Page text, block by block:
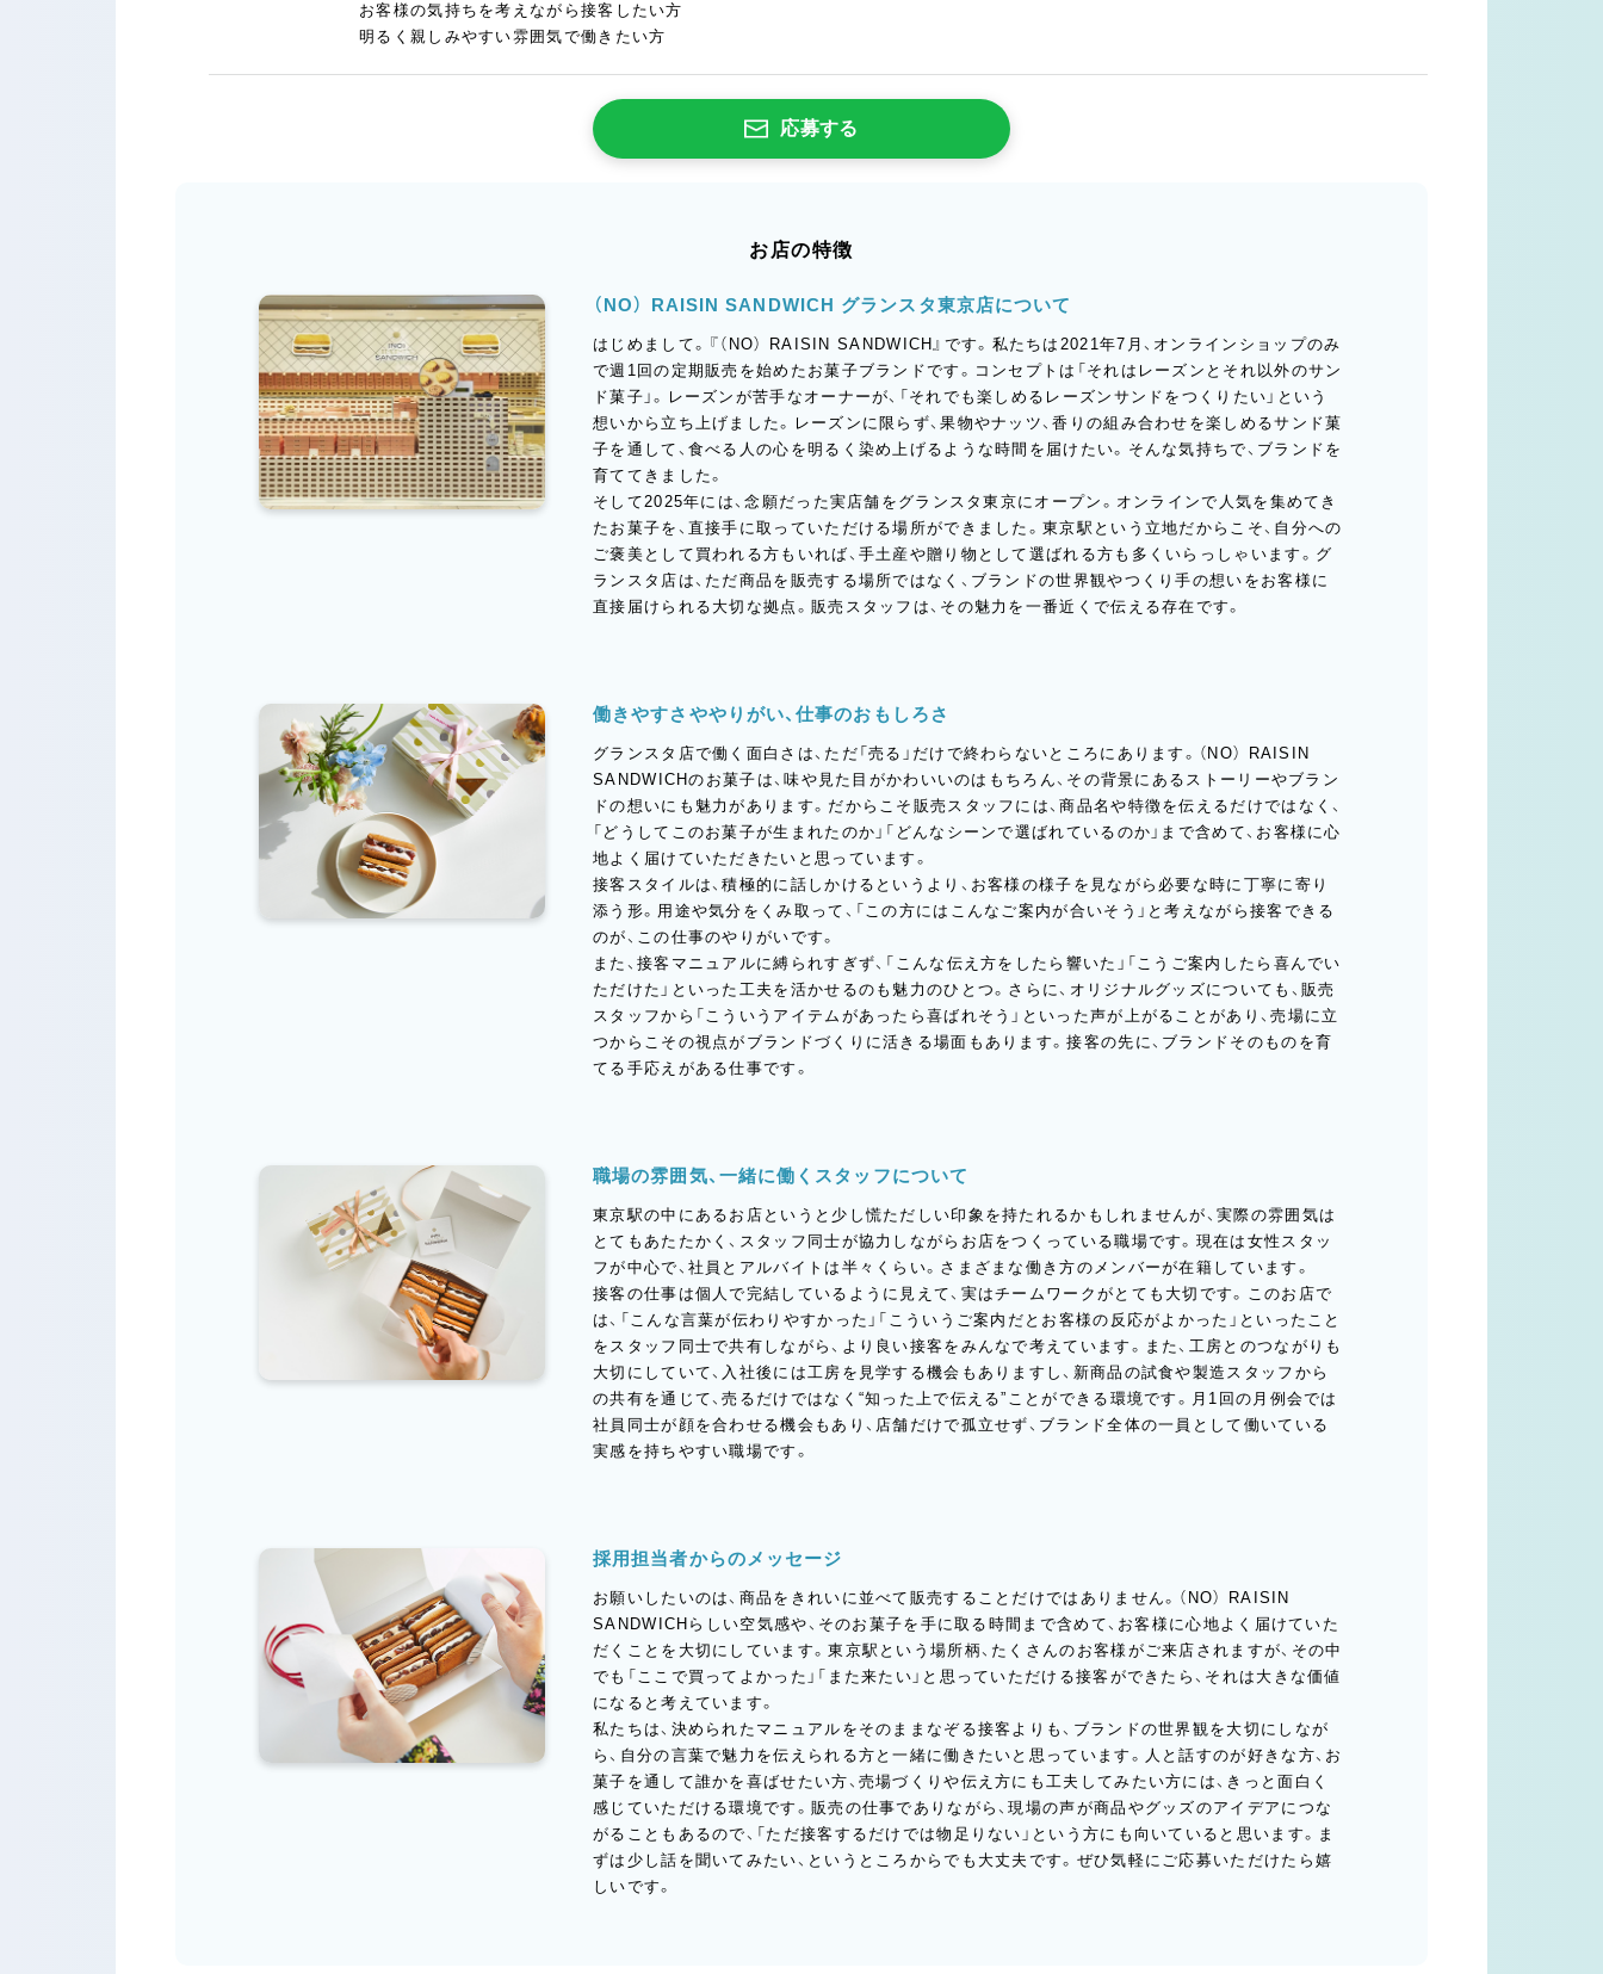
お客様の気持ちを考えながら接客したい方
明るく親しみやすい雰囲気で働きたい方
応募する
お店の特徴
（NO） RAISIN SANDWICH グランスタ東京店について
はじめまして。『（NO） RAISIN SANDWICH』です。私たちは2021年7月、オンラインショップのみ
で週1回の定期販売を始めたお菓子ブランドです。コンセプトは「それはレーズンとそれ以外のサン
ド菓子」。レーズンが苦手なオーナーが、「それでも楽しめるレーズンサンドをつくりたい」という
想いから立ち上げました。レーズンに限らず、果物やナッツ、香りの組み合わせを楽しめるサンド菓
子を通して、食べる人の心を明るく染め上げるような時間を届けたい。そんな気持ちで、ブランドを
育ててきました。
そして2025年には、念願だった実店舗をグランスタ東京にオープン。オンラインで人気を集めてき
たお菓子を、直接手に取っていただける場所ができました。東京駅という立地だからこそ、自分への
ご褒美として買われる方もいれば、手土産や贈り物として選ばれる方も多くいらっしゃいます。グ
ランスタ店は、ただ商品を販売する場所ではなく、ブランドの世界観やつくり手の想いをお客様に
直接届けられる大切な拠点。販売スタッフは、その魅力を一番近くで伝える存在です。
働きやすさややりがい、仕事のおもしろさ
グランスタ店で働く面白さは、ただ「売る」だけで終わらないところにあります。（NO） RAISIN
SANDWICHのお菓子は、味や見た目がかわいいのはもちろん、その背景にあるストーリーやブラン
ドの想いにも魅力があります。だからこそ販売スタッフには、商品名や特徴を伝えるだけではなく、
「どうしてこのお菓子が生まれたのか」「どんなシーンで選ばれているのか」まで含めて、お客様に心
地よく届けていただきたいと思っています。
接客スタイルは、積極的に話しかけるというより、お客様の様子を見ながら必要な時に丁寧に寄り
添う形。用途や気分をくみ取って、「この方にはこんなご案内が合いそう」と考えながら接客できる
のが、この仕事のやりがいです。
また、接客マニュアルに縛られすぎず、「こんな伝え方をしたら響いた」「こうご案内したら喜んでい
ただけた」といった工夫を活かせるのも魅力のひとつ。さらに、オリジナルグッズについても、販売
スタッフから「こういうアイテムがあったら喜ばれそう」といった声が上がることがあり、売場に立
つからこその視点がブランドづくりに活きる場面もあります。接客の先に、ブランドそのものを育
てる手応えがある仕事です。
職場の雰囲気、一緒に働くスタッフについて
東京駅の中にあるお店というと少し慌ただしい印象を持たれるかもしれませんが、実際の雰囲気は
とてもあたたかく、スタッフ同士が協力しながらお店をつくっている職場です。現在は女性スタッ
フが中心で、社員とアルバイトは半々くらい。さまざまな働き方のメンバーが在籍しています。
接客の仕事は個人で完結しているように見えて、実はチームワークがとても大切です。このお店で
は、「こんな言葉が伝わりやすかった」「こういうご案内だとお客様の反応がよかった」といったこと
をスタッフ同士で共有しながら、より良い接客をみんなで考えています。また、工房とのつながりも
大切にしていて、入社後には工房を見学する機会もありますし、新商品の試食や製造スタッフから
の共有を通じて、売るだけではなく“知った上で伝える”ことができる環境です。月1回の月例会では
社員同士が顔を合わせる機会もあり、店舗だけで孤立せず、ブランド全体の一員として働いている
実感を持ちやすい職場です。
採用担当者からのメッセージ
お願いしたいのは、商品をきれいに並べて販売することだけではありません。（NO） RAISIN
SANDWICHらしい空気感や、そのお菓子を手に取る時間まで含めて、お客様に心地よく届けていた
だくことを大切にしています。東京駅という場所柄、たくさんのお客様がご来店されますが、その中
でも「ここで買ってよかった」「また来たい」と思っていただける接客ができたら、それは大きな価値
になると考えています。
私たちは、決められたマニュアルをそのままなぞる接客よりも、ブランドの世界観を大切にしなが
ら、自分の言葉で魅力を伝えられる方と一緒に働きたいと思っています。人と話すのが好きな方、お
菓子を通して誰かを喜ばせたい方、売場づくりや伝え方にも工夫してみたい方には、きっと面白く
感じていただける環境です。販売の仕事でありながら、現場の声が商品やグッズのアイデアにつな
がることもあるので、「ただ接客するだけでは物足りない」という方にも向いていると思います。ま
ずは少し話を聞いてみたい、というところからでも大丈夫です。ぜひ気軽にご応募いただけたら嬉
しいです。